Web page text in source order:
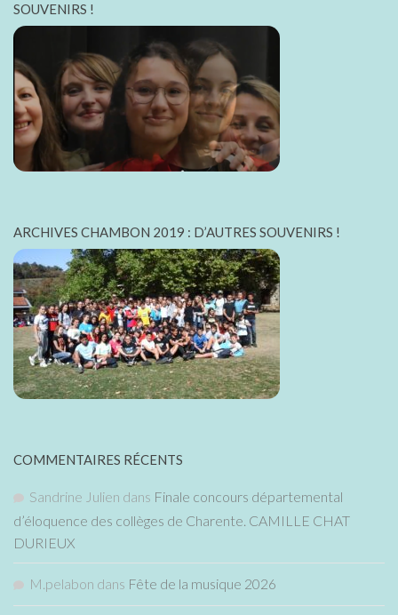
SOUVENIRS !
ARCHIVES CHAMBON 2019 : D’AUTRES SOUVENIRS !
COMMENTAIRES RÉCENTS
Sandrine Julien dans Finale concours départemental
d’éloquence des collèges de Charente. CAMILLE CHAT
DURIEUX
M.pelabon dans Fête de la musique 2026